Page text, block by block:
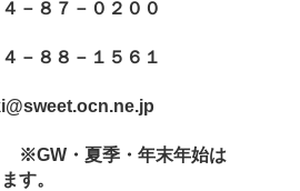
－８７－０２００
－８８－１５６１
※GW・夏季・年末年始は
す。